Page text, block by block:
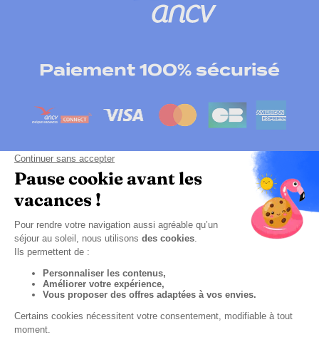
Paiement 100% sécurisé
Cliquez-ici pour modifier vos préférences en
Politique de confidentialité